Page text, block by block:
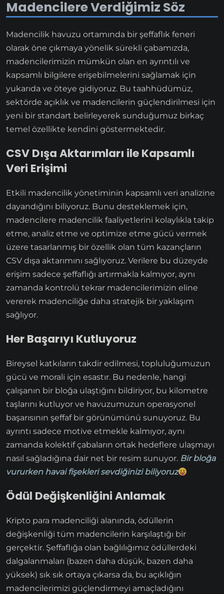
Madencilere Verdiğimiz Söz
Madencilik havuzu ortamında bir şeffaflık feneri
olarak öne çıkmaya yönelik sürekli çabamızda,
madencilerimizin mümkün olan en ayrıntılı ve
kapsamlı bilgilere erişebilmelerini sağlamak için
yukarıda ve öteye gidiyoruz. Bu taahhüdümüz,
sektörde açıklık ve madencilerin güçlendirilmesi için
yeni bir standart belirleyerek sunduğumuz birkaç
temel özellikte kendini göstermektedir.
CSV Dışa Aktarımları ile Kapsamlı
Veri Erişimi
Etkili madencilik yönetiminin kapsamlı veri analizine
dayandığını biliyoruz. Bunu desteklemek için,
madencilere madencilik faaliyetlerini kolaylıkla takip
etme, analiz etme ve optimize etme gücü vermek
üzere tasarlanmış bir özellik olan tüm kazançların
CSV dışa aktarımını sağlıyoruz. Verilere bu düzeyde
erişim sadece şeffaflığı artırmakla kalmıyor, aynı
zamanda kontrolü tekrar madencilerimizin eline
vererek madenciliğe daha stratejik bir yaklaşım
sağlıyor.
Her Başarıyı Kutluyoruz
Bireysel katkıların takdir edilmesi, topluluğumuzun
gücü ve morali için esastır. Bu nedenle, hangi
çalışanın bir bloğa ulaştığını bildiriyor, bu kilometre
taşlarını kutluyor ve havuzumuzun operasyonel
başarısının şeffaf bir görünümünü sunuyoruz. Bu
ayrıntı sadece motive etmekle kalmıyor, aynı
zamanda kolektif çabaların ortak hedeflere ulaşmayı
nasıl sağladığına dair net bir resim sunuyor. Bir bloğa
vururken havai fişekleri sevdiğinizi biliyoruz
Ödül Değişkenliğini Anlamak
Kripto para madenciliği alanında, ödüllerin
değişkenliği tüm madencilerin karşılaştığı bir
gerçektir. Şeffaflığa olan bağlılığımız ödüllerdeki
dalgalanmaları (bazen daha düşük, bazen daha
yüksek) sık sık ortaya çıkarsa da, bu açıklığın
madencilerimizi güçlendirmeyi amaçladığını